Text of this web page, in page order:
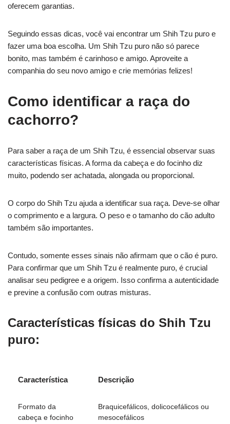
oferecem garantias.
Seguindo essas dicas, você vai encontrar um Shih Tzu puro e
fazer uma boa escolha. Um Shih Tzu puro não só parece
bonito, mas também é carinhoso e amigo. Aproveite a
companhia do seu novo amigo e crie memórias felizes!
Como identificar a raça do
cachorro?
Para saber a raça de um Shih Tzu, é essencial observar suas
características físicas. A forma da cabeça e do focinho diz
muito, podendo ser achatada, alongada ou proporcional.
O corpo do Shih Tzu ajuda a identificar sua raça. Deve-se olhar
o comprimento e a largura. O peso e o tamanho do cão adulto
também são importantes.
Contudo, somente esses sinais não afirmam que o cão é puro.
Para confirmar que um Shih Tzu é realmente puro, é crucial
analisar seu pedigree e a origem. Isso confirma a autenticidade
e previne a confusão com outras misturas.
Características físicas do Shih Tzu
puro:
Característica Descrição
Formato da
cabeça e focinho
Braquicefálicos, dolicocefálicos ou
mesocefálicos